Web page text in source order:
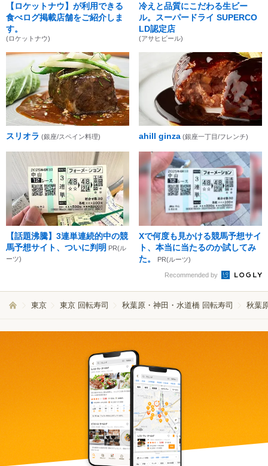
【ロケットナウ】が利用できる
食べログ掲載店舗をご紹介しま
す。
(ロケットナウ)
冷えと品質にこだわる生ビー
ル。スーパードライ SUPERCO
LD認定店
(アサヒビール)
スリオラ (銀座/スペイン料理) ahill ginza (銀座一丁目/フレンチ)
【話題沸騰】3連単連続的中の競
馬予想サイト、ついに判明 PR(ル
ーツ)
Xで何度も見かける競馬予想サイ
ト、本当に当たるのか試してみ
た。
PR(ルーツ)
Recommended by
東京 東京 回転寿司 秋葉原・神田・水道橋 回転寿司 秋葉